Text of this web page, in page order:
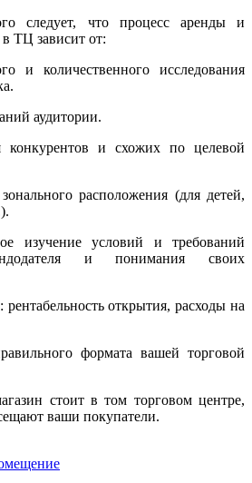
следует, что процесс аренды и
ТЦ зависит от:
исследования
аудитории.
и схожих по целевой
расположения (для детей,
условий и требований
и понимания своих
открытия, расходы на
формата вашей торговой
стоит в том торговом центре,
ваши покупатели.